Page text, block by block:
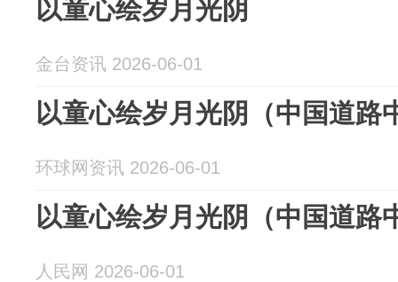
以童心绘岁月光阴
金台资讯 2026-06-01
以童心绘岁月光阴（中国道路
环球网资讯 2026-06-01
以童心绘岁月光阴（中国道路
人民网 2026-06-01